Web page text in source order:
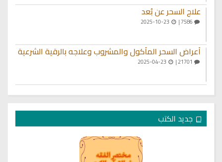
علاج السحر عن بُعد
أعراض السحر المأكول والمشروب وعلاجه بالرقية الشرعية
جديد الكتب